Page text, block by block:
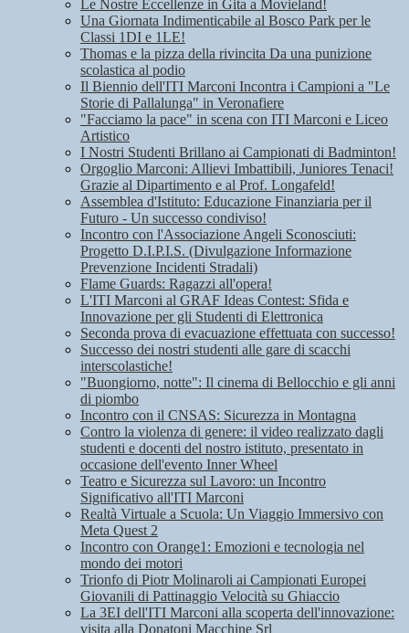
Le Nostre Eccellenze in Gita a Movieland!
Una Giornata Indimenticabile al Bosco Park per le
Classi 1DI e 1LE!
Thomas e la pizza della rivincita Da una punizione
scolastica al podio
Il Biennio dell'ITI Marconi Incontra i Campioni a "Le
Storie di Pallalunga" in Veronafiere
"Facciamo la pace" in scena con ITI Marconi e Liceo
Artistico
I Nostri Studenti Brillano ai Campionati di Badminton!
Orgoglio Marconi: Allievi Imbattibili, Juniores Tenaci!
Grazie al Dipartimento e al Prof. Longafeld!
Assemblea d'Istituto: Educazione Finanziaria per il
Futuro - Un successo condiviso!
Incontro con l'Associazione Angeli Sconosciuti:
Progetto D.I.P.I.S. (Divulgazione Informazione
Prevenzione Incidenti Stradali)
Flame Guards: Ragazzi all'opera!
L'ITI Marconi al GRAF Ideas Contest: Sfida e
Innovazione per gli Studenti di Elettronica
Seconda prova di evacuazione effettuata con successo!
Successo dei nostri studenti alle gare di scacchi
interscolastiche!
"Buongiorno, notte": Il cinema di Bellocchio e gli anni
di piombo
Incontro con il CNSAS: Sicurezza in Montagna
Contro la violenza di genere: il video realizzato dagli
studenti e docenti del nostro istituto, presentato in
occasione dell'evento Inner Wheel
Teatro e Sicurezza sul Lavoro: un Incontro
Significativo all'ITI Marconi
Realtà Virtuale a Scuola: Un Viaggio Immersivo con
Meta Quest 2
Incontro con Orange1: Emozioni e tecnologia nel
mondo dei motori
Trionfo di Piotr Molinaroli ai Campionati Europei
Giovanili di Pattinaggio Velocità su Ghiaccio
La 3EI dell'ITI Marconi alla scoperta dell'innovazione:
visita alla Donatoni Macchine Srl